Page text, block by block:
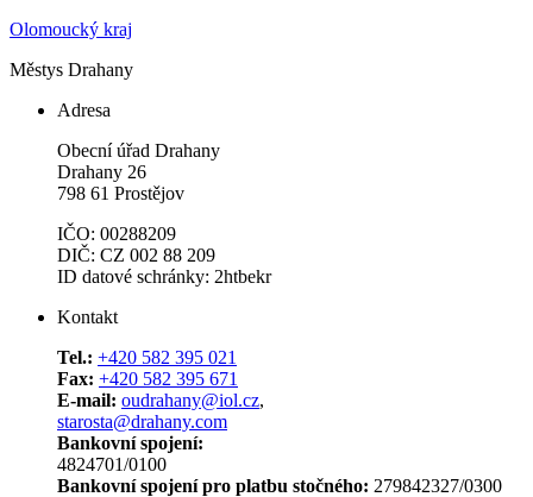
Olomoucký kraj
Městys Drahany
Adresa
Obecní úřad Drahany
Drahany 26
798 61 Prostějov
IČO: 00288209
DIČ: CZ 002 88 209
ID datové schránky: 2htbekr
Kontakt
Tel.: +420 582 395 021
Fax: +420 582 395 671
E-mail: oudrahany@iol.cz,
starosta@drahany.com
Bankovní spojení:
4824701/0100
Bankovní spojení pro platbu stočného: 279842327/0300